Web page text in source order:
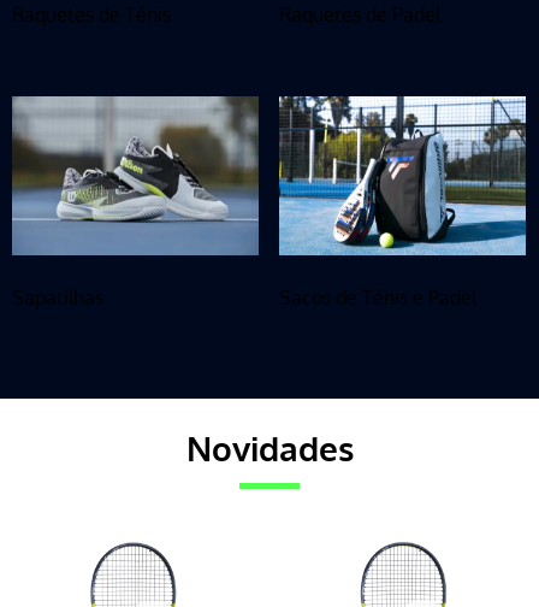
Raquetes de Ténis Raquetes de Padel
Sapatilhas Sacos de Ténis e Padel
Novidades